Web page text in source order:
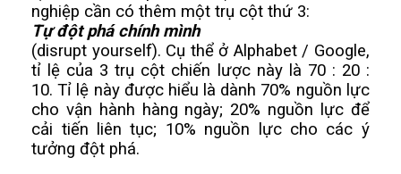
nghiệp cần có thêm một trụ cột thứ 3:
Tự đột phá chính mình
(disrupt yourself). Cụ thể ở Alphabet / Google,
tỉ lệ của 3 trụ cột chiến lược này là 70 : 20 :
10. Tỉ lệ này được hiểu là dành 70% nguồn lực
cho vận hành hàng ngày; 20% nguồn lực để
cải tiến liên tục; 10% nguồn lực cho các ý
tưởng đột phá.